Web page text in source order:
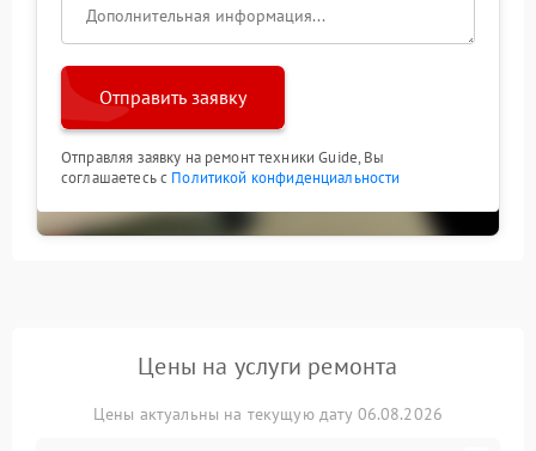
Отправить заявку
Отправляя заявку на ремонт техники Guide, Вы
соглашаетесь с Политикой конфиденциальности
Цены на услуги ремонта
Цены актуальны на текущую дату 06.08.2026